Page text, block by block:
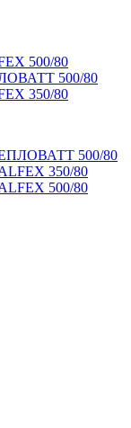
500/80
500/80
350/80
500/80
350/80
500/80